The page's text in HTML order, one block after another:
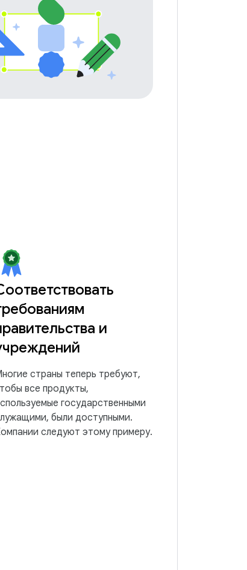
и
страны теперь требуют,
все продукты,
государственными
были доступными.
следуют этому примеру.